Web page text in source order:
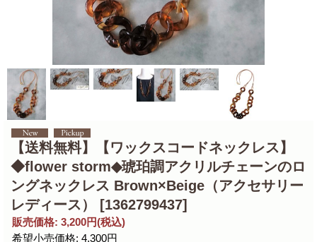
【送料無料】【ワックスコードネックレス】
◆flower storm◆琥珀調アクリルチェーンのロ
ングネックレス Brown×Beige（アクセサリー
レディース） [1362799437]
販売価格: 3,200円(税込)
希望小売価格: 4,300円